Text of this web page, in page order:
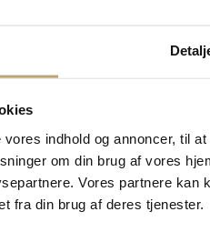
indhold og annoncer, til
om din brug af vores
Vores partnere
fra din brug af deres tjenester.